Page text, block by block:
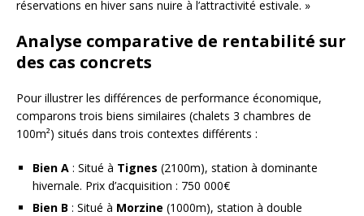
réservations en hiver sans nuire à l’attractivité estivale. »
Analyse comparative de rentabilité sur
des cas concrets
Pour illustrer les différences de performance économique,
comparons trois biens similaires (chalets 3 chambres de
100m²) situés dans trois contextes différents :
Bien A : Situé à Tignes (2100m), station à dominante
hivernale. Prix d’acquisition : 750 000€
Bien B : Situé à Morzine (1000m), station à double